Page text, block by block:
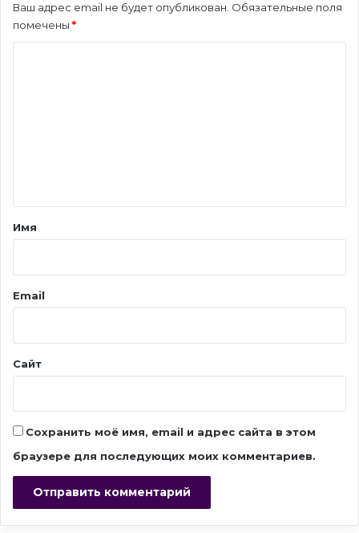
Ваш адрес email не будет опубликован. Обязательные поля
помечены *
а
й
Имя
Email
Сайт
Сохранить моё имя, email и адрес сайта в этом
браузере для последующих моих комментариев.